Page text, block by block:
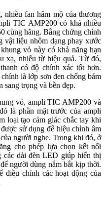
nhiều fan hâm mộ của thương
TIC AMP200 có khá nhiều
cùng hãng. Bằng chứng chính
vật liệu nhôm dạng phay xước
vỏ này có khả năng hạn
xạ, nhiễu từ hiệu quả. Từ đó,
có độ chính xác tốt hơn.
là lớp sơn đen chống bám
sang trọng và bền đẹp.
vỏ, ampli TIC AMP200 và
là phần mặt trước của ampli
loại tạo cảm giác chắc tay khi
sử dụng để hiệu chỉnh âm
người nghe. Trong khi đó, ở
cho phép lựa chọn kết nối
các dải đèn LED giúp hiển thị
người dùng nắm bắt kịp thời.
điều chỉnh các hoạt động của